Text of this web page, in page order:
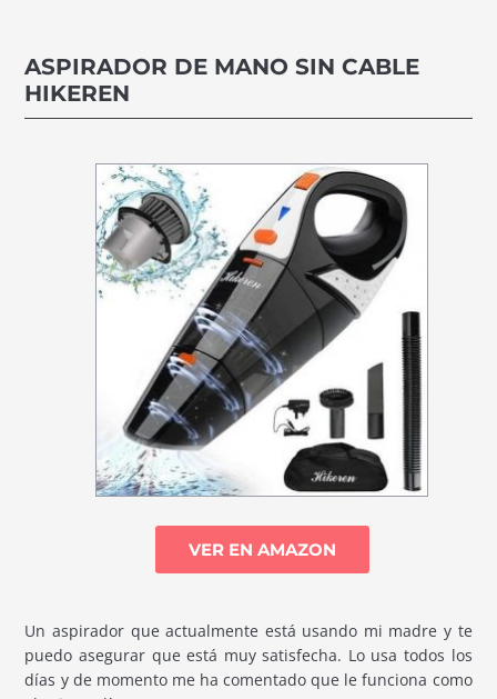
ASPIRADOR DE MANO SIN CABLE
HIKEREN
VER EN AMAZON
Un aspirador que actualmente está usando mi madre y te
puedo asegurar que está muy satisfecha. Lo usa todos los
días y de momento me ha comentado que le funciona como